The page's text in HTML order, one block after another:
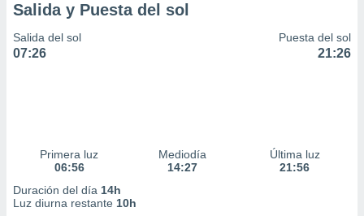
Salida y Puesta del sol
Salida del sol
07:26
Puesta del sol
21:26
Primera luz
06:56
Mediodía
14:27
Última luz
21:56
Duración del día 14h
Luz diurna restante 10h